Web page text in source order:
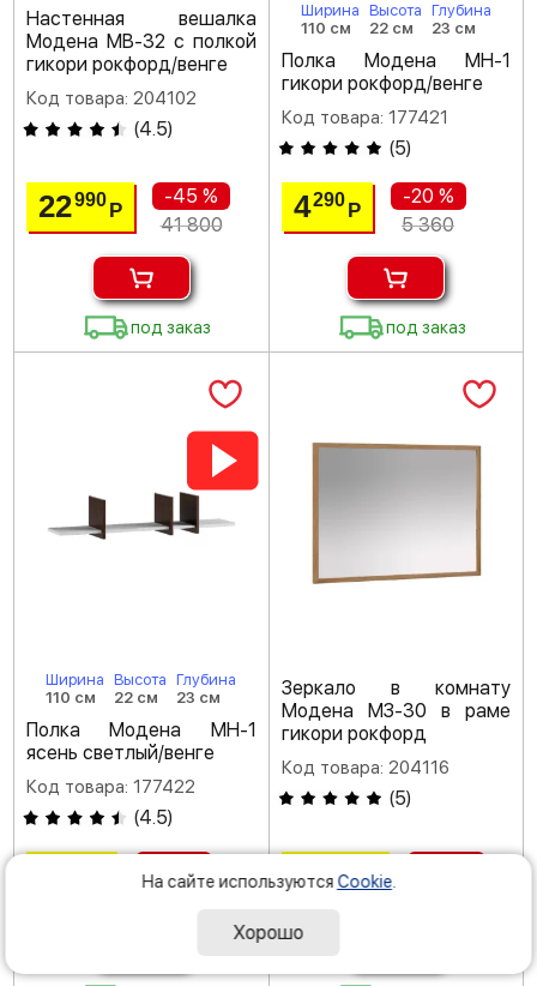
Настенная вешалка
Модена МВ-32 с полкой
гикори рокфорд/венге
Код товара: 204102
(4.5)
22990Р
-45 %
41 800
под заказ
Ширина
110 см
Высота
22 см
Глубина
23 см
Полка Модена МН-1
гикори рокфорд/венге
Код товара: 177421
(5)
4290 Р
-20 %
5 360
под заказ
Ширина
110 см
Высота
22 см
Глубина
23 см
Полка Модена МН-1
ясень светлый/венге
Код товара: 177422
(4.5)
6 600
Зеркало в комнату
Модена МЗ-30 в раме
гикори рокфорд
Код товара: 204116
(5)
12 Р
На сайте используются Cookie
Хорошо